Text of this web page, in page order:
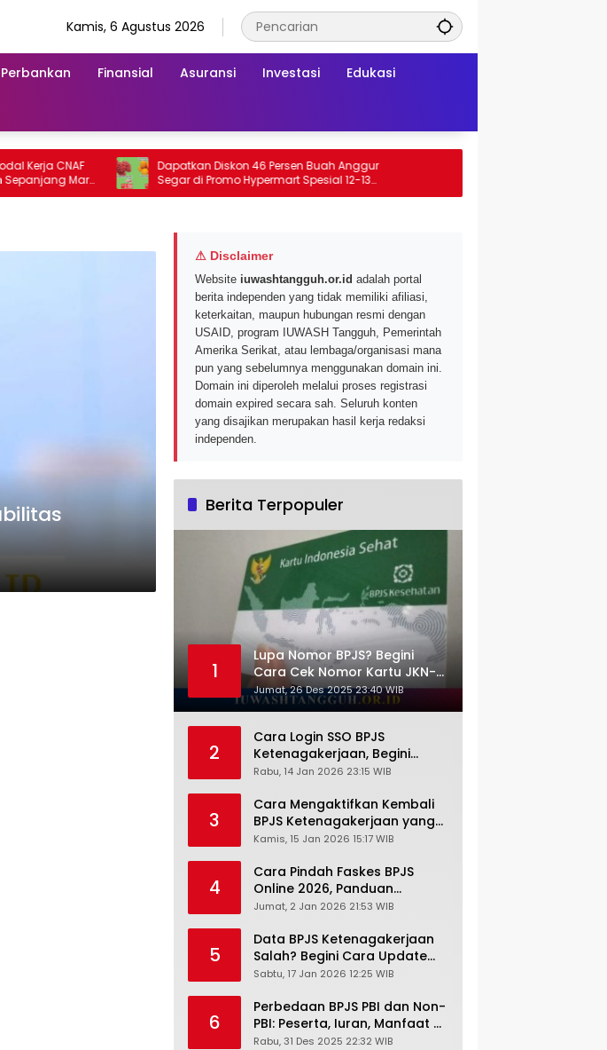
Kamis, 6 Agustus 2026
Perbankan Finansial Asuransi Investasi Edukasi
CNAF
Maret
Dapatkan Diskon 46 Persen Buah Anggur
Segar di Promo Hypermart Spesial 12-13
Mei 2026
⚠ Disclaimer
Website iuwashtangguh.or.id adalah portal
berita independen yang tidak memiliki afiliasi,
keterkaitan, maupun hubungan resmi dengan
USAID, program IUWASH Tangguh, Pemerintah
Amerika Serikat, atau lembaga/organisasi mana
pun yang sebelumnya menggunakan domain ini.
Domain ini diperoleh melalui proses registrasi
domain expired secara sah. Seluruh konten
yang disajikan merupakan hasil kerja redaksi
independen.
Berita Terpopuler
1
Lupa Nomor BPJS? Begini
Cara Cek Nomor Kartu JKN-
KIS dengan NIK KTP
Jumat, 26 Des 2025 23:40 WIB
2
Cara Login SSO BPJS
Ketenagakerjaan, Begini
Tutorial Lengkap dan
Rabu, 14 Jan 2026 23:15 WIB
3
Cara Mengaktifkan Kembali
BPJS Ketenagakerjaan yang
Nonaktif, Begini Panduan
Kamis, 15 Jan 2026 15:17 WIB
4
Cara Pindah Faskes BPJS
Online 2026, Panduan
Lengkap via Mobile JKN,
Cabang
Jumat, 2 Jan 2026 21:53 WIB
5
Data BPJS Ketenagakerjaan
Salah? Begini Cara Update
Rekening, Alamat, HP di JMO
Sabtu, 17 Jan 2026 12:25 WIB
6
Perbedaan BPJS PBI dan Non-
PBI: Peserta, Iuran, Manfaat &
Masa Berlaku Terbaru 2026
Rabu, 31 Des 2025 22:32 WIB